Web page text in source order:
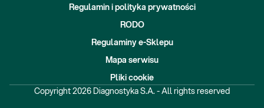
Regulamin i polityka prywatności
RODO
Regulaminy e-Sklepu
Mapa serwisu
Pliki cookie
Copyright 2026 Diagnostyka S.A. - All rights reserved